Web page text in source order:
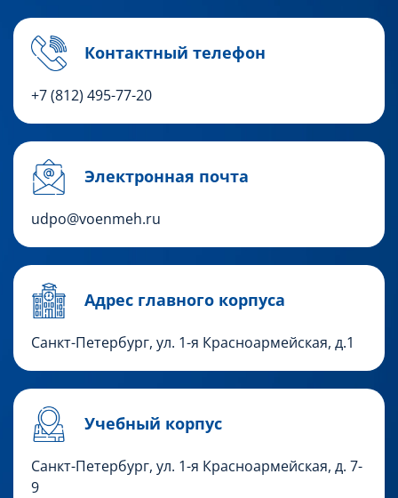
Контактный телефон
+7 (812) 495-77-20
Электронная почта
udpo@voenmeh.ru
Адрес главного корпуса
Санкт-Петербург, ул. 1-я Красноармейская, д.1
Учебный корпус
Санкт-Петербург, ул. 1-я Красноармейская, д. 7-
9